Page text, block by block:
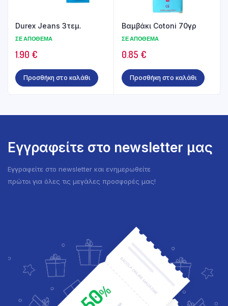
Durex Jeans 3τεμ.
ΣΕ ΑΠΌΘΕΜΑ
1.90 €
Προσθήκη στο καλάθι
Βαμβάκι Cotoni 70γρ
ΣΕ ΑΠΌΘΕΜΑ
0.85 €
Προσθήκη στο καλάθι
Εγγραφείτε στο newsletter μας
Εγγραφείτε στο newsletter και ενημερωθείτε
πρώτοι για όλες τις μεγάλες προσφορές μας!